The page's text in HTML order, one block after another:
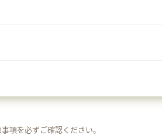
項を必ずご確認ください。